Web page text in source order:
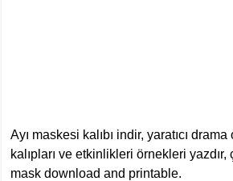
Ayı maskesi kalıbı indir, yaratıcı
kalıpları ve etkinlikleri örnekleri yazdır,
mask download and printable.